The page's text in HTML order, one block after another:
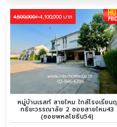
4,500,000/4,100,000 บาท
หมู่บ้านเรสท์ สายไหม ใกล้โรงเรียนฤ
ทธิยะวรรณาลัย 2 ซอยสายไหม43
(ซอยพหลโยธิน54)